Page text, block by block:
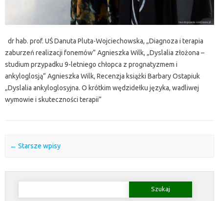
dr hab. prof. UŚ Danuta Pluta-Wojciechowska, „Diagnoza i terapia
zaburzeń realizacji fonemów” Agnieszka Wilk, „Dyslalia złożona –
studium przypadku 9-letniego chłopca z prognatyzmem i
ankyloglosją” Agnieszka Wilk, Recenzja książki Barbary Ostapiuk
„Dyslalia ankyloglosyjna. O krótkim wędzidełku języka, wadliwej
wymowie i skuteczności terapii”
Post navigation
← Starsze wpisy
Szukaj: